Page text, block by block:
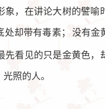
象，在讲论大树的譬喻
却带有毒素； 没有金
先看见的只是金黄色，
照的人。